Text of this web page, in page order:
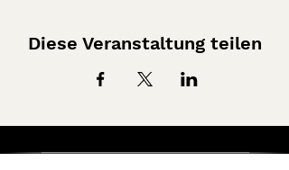
Diese Veranstaltung teilen